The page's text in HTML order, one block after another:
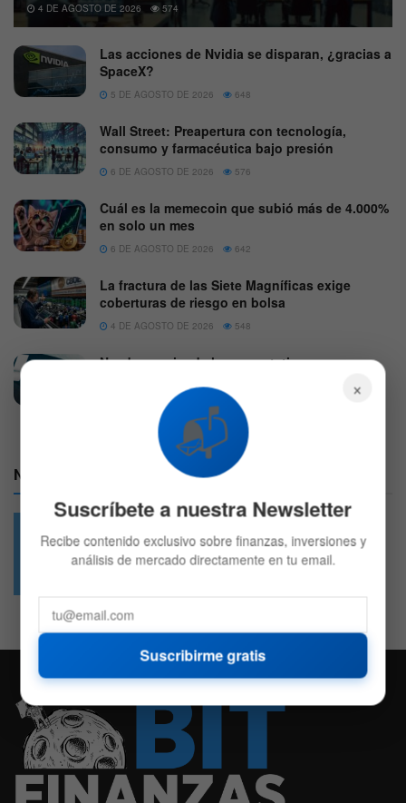
4 DE AGOSTO DE 2026 574
Las acciones de Nvidia se disparan, ¿gracias a
SpaceX?
5 DE AGOSTO DE 2026 648
Wall Street: Preapertura con tecnología,
consumo y farmacéutica bajo presión
6 DE AGOSTO DE 2026 576
Cuál es la memecoin que subió más de 4.000%
en solo un mes
6 DE AGOSTO DE 2026 642
La fractura de las Siete Magníficas exige
coberturas de riesgo en bolsa
4 DE AGOSTO DE 2026 548
Nasdaq enciende las expectativas con un
5 DE AGOSTO DE 2026 584
Nuestras Redes:
49.6k 4.7k
×
📬
Suscríbete a nuestra Newsletter
Recibe contenido exclusivo sobre finanzas, inversiones y
análisis de mercado directamente en tu email.
Suscribirme gratis